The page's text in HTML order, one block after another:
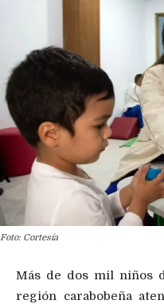
Foto: Cortesía
Más de dos mil niños
región carabobeña